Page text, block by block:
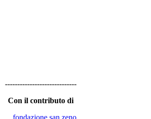
-----------------------------
Con il contributo di